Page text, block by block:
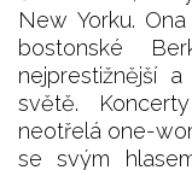
New Yorku.
bostonské
nejprestižnější
světě.
neotřelá one-
se svým